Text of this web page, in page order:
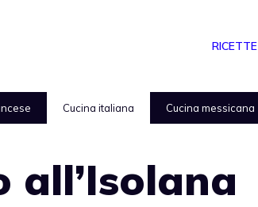
RICETTE
Cucina italiana Cucina messicana
all’Isolana